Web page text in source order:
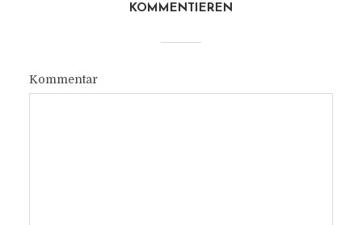
KOMMENTIEREN
Kommentar